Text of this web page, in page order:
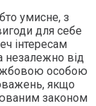
умисне, з
для себе
інтересам
незалежно від
особою
якщо
законом